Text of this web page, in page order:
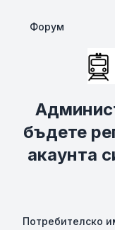
Форум
бъдете
акаунта
Потребителско